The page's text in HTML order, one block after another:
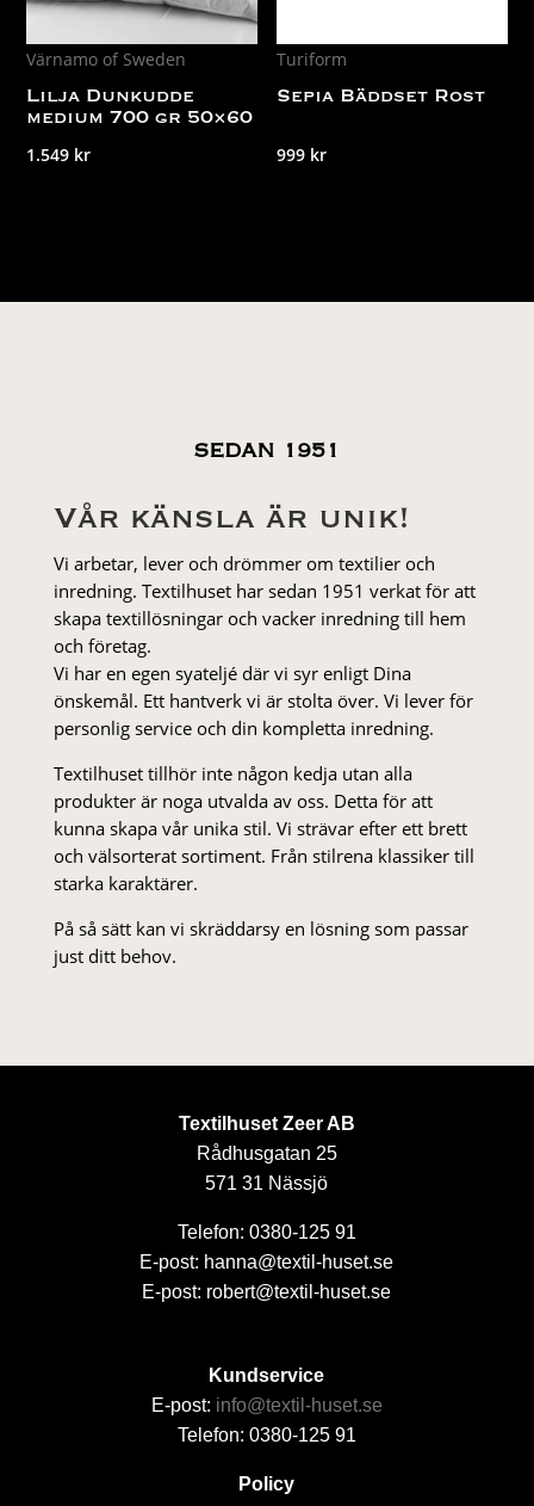
Värnamo of Sweden
Lilja Dunkudde
medium 700 gr 50×60
1.549 kr
Turiform
Sepia Bäddset Rost
999 kr
SEDAN 1951
Vår känsla är unik!
Vi arbetar, lever och drömmer om textilier och
inredning. Textilhuset har sedan 1951 verkat för att
skapa textillösningar och vacker inredning till hem
och företag.
Vi har en egen syateljé där vi syr enligt Dina
önskemål. Ett hantverk vi är stolta över. Vi lever för
personlig service och din kompletta inredning.
Textilhuset tillhör inte någon kedja utan alla
produkter är noga utvalda av oss. Detta för att
kunna skapa vår unika stil. Vi strä­var efter ett brett
och välsorterat sor­ti­ment. Från stil­rena klas­siker till
starka karaktärer.
På så sätt kan vi skräddarsy en lösning som passar
just ditt behov.
Textilhuset Zeer AB
Rådhusgatan 25
571 31 Nässjö
Telefon: 0380-125 91
E-post: hanna@textil-huset.se
E-post: robert@textil-huset.se
Kundservice
E-post: info@textil-huset.se
Telefon: 0380-125 91
Policy